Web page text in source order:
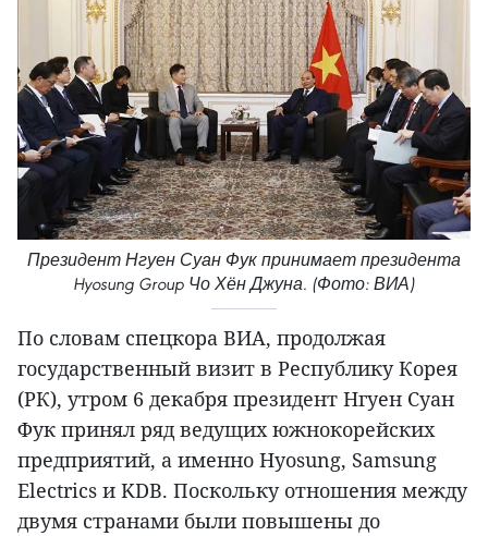
Президент Нгуен Суан Фук принимает президента
Hyosung Group Чо Хён Джуна. (Фото: ВИА)
По словам спецкора ВИА, продолжая
государственный визит в Республику Корея
(РК), утром 6 декабря президент Нгуен Суан
Фук принял ряд ведущих южнокорейских
предприятий, а именно Hyosung, Samsung
Electrics и KDB. Поскольку отношения между
двумя странами были повышены до